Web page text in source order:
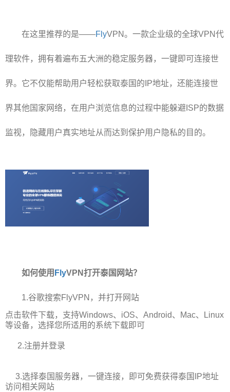
在这里推荐的是——FlyVPN。一款企业级的全球VPN代
理软件，拥有着遍布五大洲的稳定服务器，一键即可连接世
界。它不仅能帮助用户轻松获取泰国的IP地址，还能连接世
界其他国家网络，在用户浏览信息的过程中能躲避ISP的数据
监视，隐藏用户真实地址从而达到保护用户隐私的目的。
如何使用 FlyVPN打开泰国网站？
1.谷歌搜索FlyVPN，并打开网站
点击软件下载，支持Windows、iOS、Android、Mac、Linux
等设备，选择您所适用的系统下载即可
2.注册并登录
3.选择泰国服务器，一键连接，即可免费获得泰国IP地址
访问相关网站